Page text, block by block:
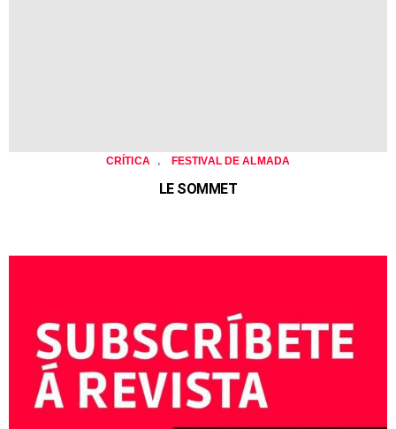
CRÍTICA , FESTIVAL DE ALMADA
LE SOMMET